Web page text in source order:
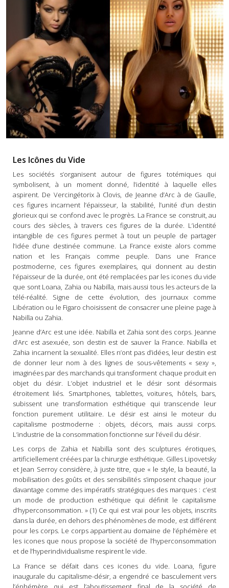
Les Icônes du Vide
Les sociétés s’organisent autour de figures totémiques qui
symbolisent, à un moment donné, l’identité à laquelle elles
aspirent. De Vercingétorix à Clovis, de Jeanne d’Arc à de Gaulle,
ces figures incarnent l’épaisseur, la stabilité, l’unité d’un destin
glorieux qui se confond avec le progrès. La France se construit, au
cours des siècles, à travers ces figures de la durée. L’identité
intangible de ces figures permet à tout un peuple de partager
l’idée d’une destinée commune. La France existe alors comme
nation et les Français comme peuple. Dans une France
postmoderne, ces figures exemplaires, qui donnent au destin
l’épaisseur de la durée, ont été remplacées par les icones du vide
que sont Loana, Zahia ou Nabilla, mais aussi tous les acteurs de la
télé-réalité. Signe de cette évolution, des journaux comme
Libération ou le Figaro choisissent de consacrer une pleine page à
Nabilla ou Zahia.
Jeanne d’Arc est une idée. Nabilla et Zahia sont des corps. Jeanne
d’Arc est asexuée, son destin est de sauver la France. Nabilla et
Zahia incarnent la sexualité. Elles n’ont pas d’idées, leur destin est
de donner leur nom à des lignes de sous-vêtements « sexy »,
imaginées par des marchands qui transforment chaque produit en
objet du désir. L’objet industriel et le désir sont désormais
étroitement liés. Smartphones, tablettes, voitures, hôtels, bars,
subissent une transformation esthétique qui transcende leur
fonction purement utilitaire. Le désir est ainsi le moteur du
capitalisme postmoderne : objets, décors, mais aussi corps.
L’industrie de la consommation fonctionne sur l’éveil du désir.
Les corps de Zahia et Nabilla sont des sculptures érotiques,
artificiellement créées par la chirurgie esthétique. Gilles Lipovetsky
et Jean Serroy considère, à juste titre, que « le style, la beauté, la
mobilisation des goûts et des sensibilités s’imposent chaque jour
davantage comme des impératifs stratégiques des marques : c’est
un mode de production esthétique qui définit le capitalisme
d’hyperconsommation. » (1) Ce qui est vrai pour les objets, inscrits
dans la durée, en dehors des phénomènes de mode, est différent
pour les corps. Le corps appartient au domaine de l’éphémère et
les icones que nous propose la société de l’hyperconsommation
et de l’hyperindividualisme respirent le vide.
La France se défait dans ces icones du vide. Loana, figure
inaugurale du capitalisme-désir, a engendré ce basculement vers